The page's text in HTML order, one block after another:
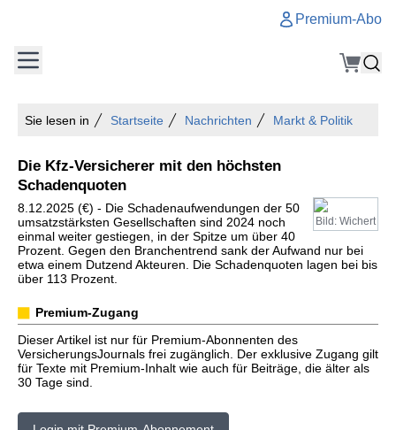
Premium-Abo
Sie lesen in Startseite Nachrichten Markt & Politik
Die Kfz-Versicherer mit den höchsten
Schadenquoten
Bild: Wichert
8.12.2025 (€) - Die Schadenaufwendungen der 50
umsatzstärksten Gesellschaften sind 2024 noch
einmal weiter gestiegen, in der Spitze um über 40
Prozent. Gegen den Branchentrend sank der Aufwand nur bei
etwa einem Dutzend Akteuren. Die Schadenquoten lagen bei bis
über 113 Prozent.
Premium-Zugang
Dieser Artikel ist nur für Premium-Abonnenten des
VersicherungsJournals frei zugänglich. Der exklusive Zugang gilt
für Texte mit Premium-Inhalt wie auch für Beiträge, die älter als
30 Tage sind.